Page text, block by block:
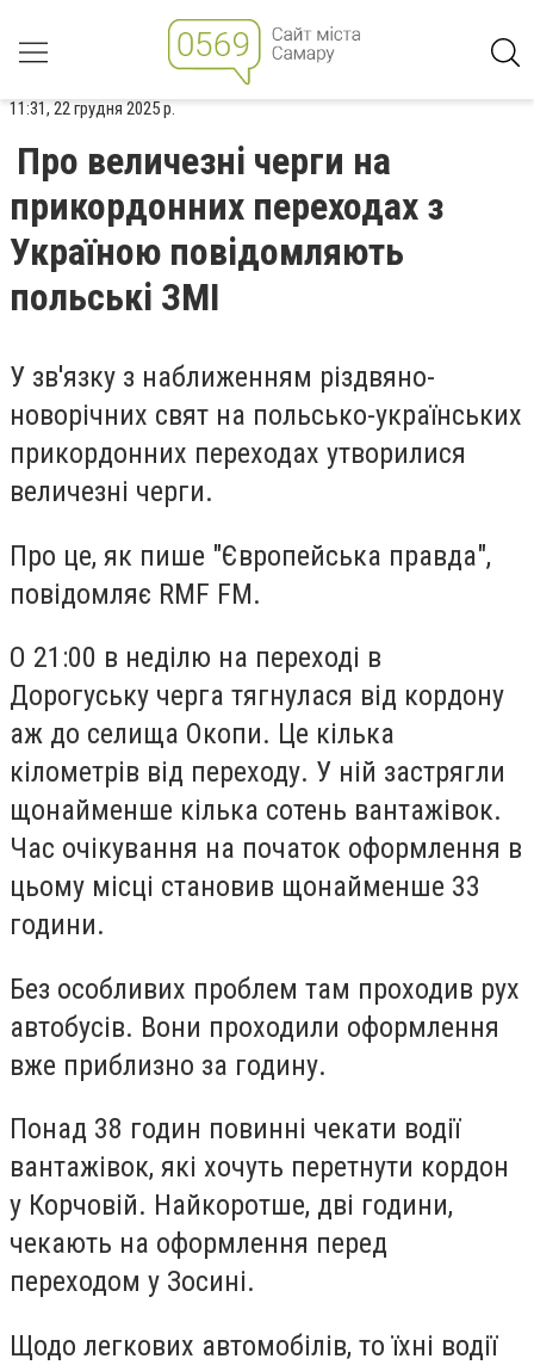
11:31, 22 грудня 2025 р.
Про величезні черги на
прикордонних переходах з
Україною повідомляють
польські ЗМІ
У зв'язку з наближенням різдвяно-
новорічних свят на польсько-українських
прикордонних переходах утворилися
величезні черги.
Про це, як пише "Європейська правда",
повідомляє RMF FM.
О 21:00 в неділю на переході в
Дорогуську черга тягнулася від кордону
аж до селища Окопи. Це кілька
кілометрів від переходу. У ній застрягли
щонайменше кілька сотень вантажівок.
Час очікування на початок оформлення в
цьому місці становив щонайменше 33
години.
Без особливих проблем там проходив рух
автобусів. Вони проходили оформлення
вже приблизно за годину.
Понад 38 годин повинні чекати водії
вантажівок, які хочуть перетнути кордон
у Корчовій. Найкоротше, дві години,
чекають на оформлення перед
переходом у Зосині.
Щодо легкових автомобілів, то їхні водії